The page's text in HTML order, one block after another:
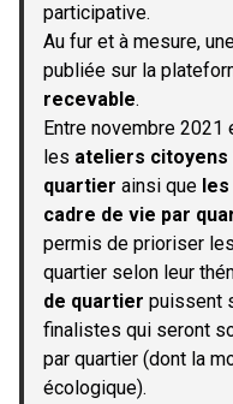
participative.
Au fur et à mesure,
publiée sur la
recevable.
Entre novembre
les ateliers citoyens
quartier ainsi que
cadre de vie par
permis de prioriser
quartier selon leur
de quartier puissent
finalistes qui seront
par quartier (dont la
écologique).